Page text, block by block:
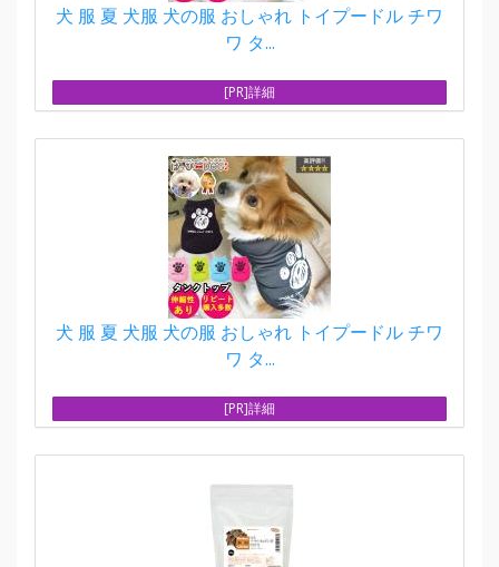
犬 服 夏 犬服 犬の服 おしゃれ トイプードル チワ
ワ タ...
[PR]詳細
犬 服 夏 犬服 犬の服 おしゃれ トイプードル チワ
ワ タ...
[PR]詳細